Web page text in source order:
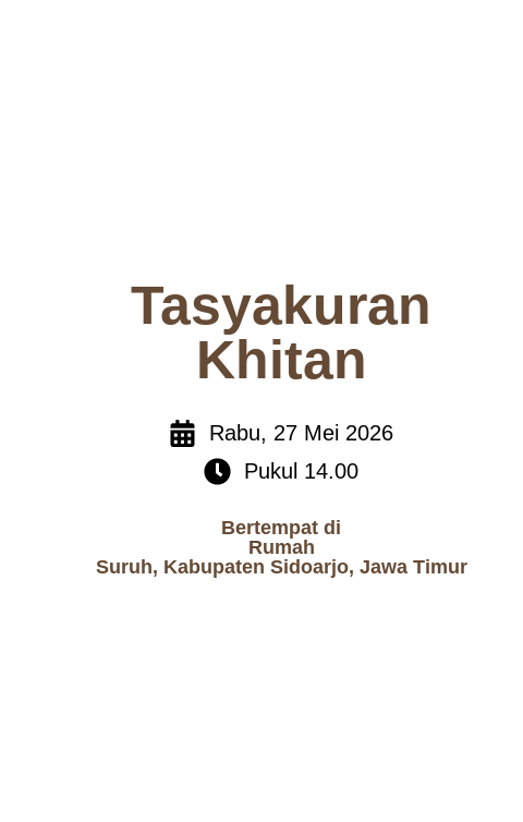
Tasyakuran
Khitan
Rabu, 27 Mei 2026
Pukul 14.00
Bertempat di
Rumah
Suruh, Kabupaten Sidoarjo, Jawa Timur